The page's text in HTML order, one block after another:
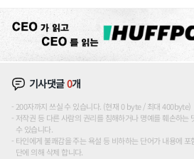
기사댓글0개
200자까지 쓰실 수 있습니다. (현재 0 byte / 최대 400byte)
저작권 등 다른 사람의 권리를 침해하거나 명예를 훼손하는
수 있습니다.
타인에게 불쾌감을 주는 욕설 등 비하하는 단어가 내용에
단에 의해 삭제 합니다.